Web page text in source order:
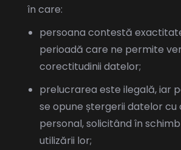
în care:
persoana contestă
perioadă care ne permite
corectitudinii datelor;
prelucrarea este ilegală, iar
se opune ștergerii datelor
personal, solicitând în
utilizării lor;